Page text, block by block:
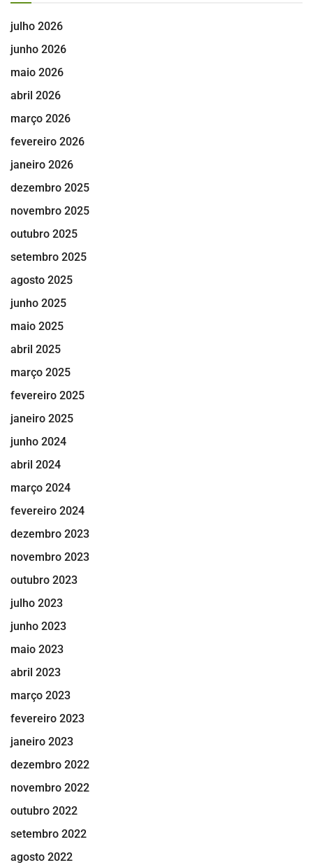
julho 2026
junho 2026
maio 2026
abril 2026
março 2026
fevereiro 2026
janeiro 2026
dezembro 2025
novembro 2025
outubro 2025
setembro 2025
agosto 2025
junho 2025
maio 2025
abril 2025
março 2025
fevereiro 2025
janeiro 2025
junho 2024
abril 2024
março 2024
fevereiro 2024
dezembro 2023
novembro 2023
outubro 2023
julho 2023
junho 2023
maio 2023
abril 2023
março 2023
fevereiro 2023
janeiro 2023
dezembro 2022
novembro 2022
outubro 2022
setembro 2022
agosto 2022